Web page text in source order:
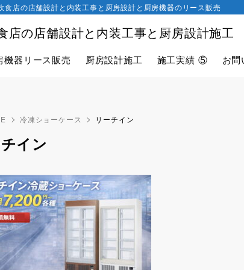
店の店舗設計と内装工事と厨房設計施工
食店の店舗設計と内装工事と厨房設計と厨房機器のリース販売
機器リース販売 厨房設計施工 施工実績 ⑤ お
冷凍ショーケース リーチイン
イン